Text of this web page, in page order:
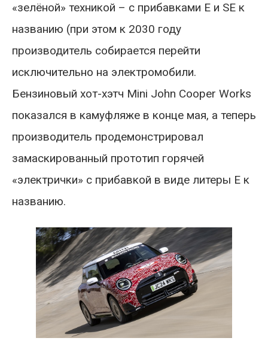
«зелёной» техникой – с прибавками E и SE к
названию (при этом к 2030 году
производитель собирается перейти
исключительно на электромобили.
Бензиновый хот-хэтч Mini John Cooper Works
показался в камуфляже в конце мая, а теперь
производитель продемонстрировал
замаскированный прототип горячей
«электрички» с прибавкой в виде литеры E к
названию.